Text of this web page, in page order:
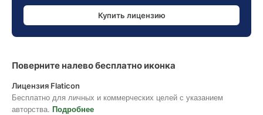
Купить лицензию
Поверните налево бесплатно иконка
Лицензия Flaticon
Бесплатно для личных и коммерческих целей с указанием
авторства. Подробнее